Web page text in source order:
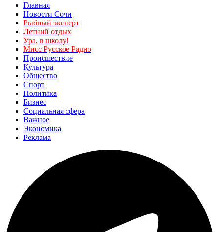
Главная
Новости Сочи
Рыбный эксперт
Летний отдых
Ура, в школу!
Мисс Русское Радио
Происшествие
Культура
Общество
Спорт
Политика
Бизнес
Социальная сфера
Важное
Экономика
Реклама